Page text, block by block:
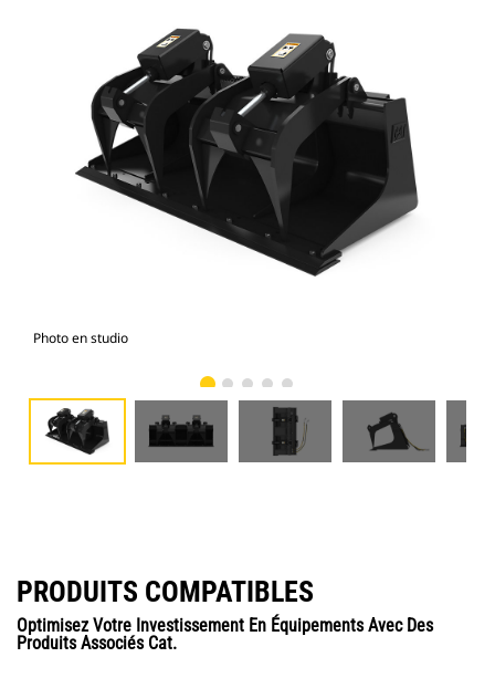
Photo en studio
PRODUITS COMPATIBLES
Optimisez Votre Investissement En Équipements Avec Des
Produits Associés Cat.